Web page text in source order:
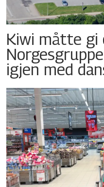
Kiwi måtte gi
igjen med